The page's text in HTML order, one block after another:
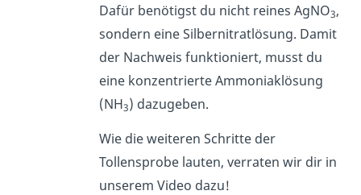
Dafür benötigst du nicht reines AgNO3,
sondern eine Silbernitratlösung. Damit
der Nachweis funktioniert, musst du
eine konzentrierte Ammoniaklösung
(NH3) dazugeben.
Wie die weiteren Schritte der
Tollensprobe lauten, verraten wir dir in
unserem Video dazu!